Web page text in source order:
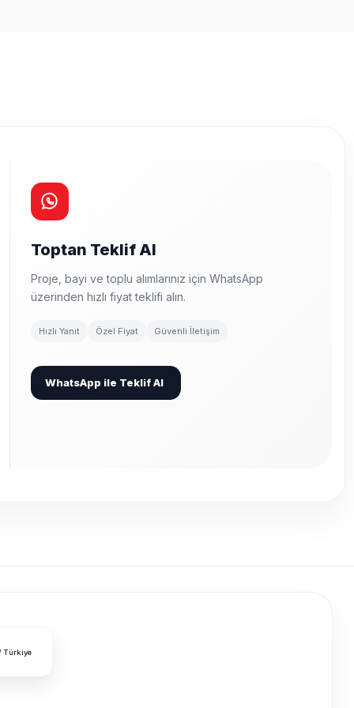
Toptan Teklif Al
Proje, bayi ve toplu alımlarınız için WhatsApp
üzerinden hızlı fiyat teklifi alın.
Hızlı Yanıt Özel Fiyat Güvenli İletişim
WhatsApp ile Teklif Al
Türkiye